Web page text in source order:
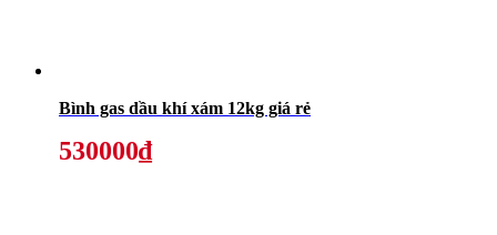
Bình gas dầu khí xám 12kg giá rẻ
530000₫